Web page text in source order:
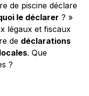
de piscine déclare
le déclarer ? »
légaux et fiscaux
de déclarations
. Que
?